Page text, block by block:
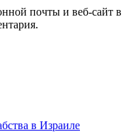
почты и веб-сайт в
в Израиле